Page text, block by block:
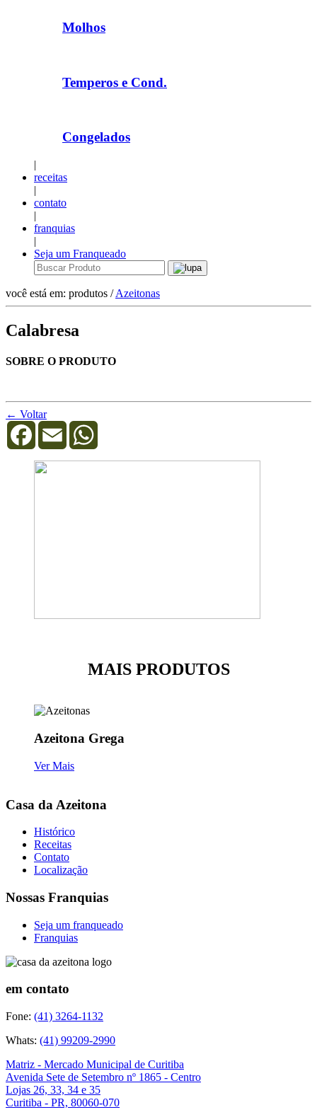
Molhos
Temperos e Cond.
Congelados
|
receitas
|
contato
|
franquias
|
Seja um Franqueado
você está em: produtos /Azeitonas
Calabresa
SOBRE O PRODUTO
← Voltar
FacebookEmail
MAIS PRODUTOS
Azeitona Grega
Ver Mais
Casa da Azeitona
Histórico
Receitas
Contato
Localização
Nossas Franquias
Seja um franqueado
Franquias
em contato
Fone: (41) 3264-1132
Whats: (41) 99209-2990
Matriz - Mercado Municipal de Curitiba
Avenida Sete de Setembro nº 1865 - Centro
Lojas 26, 33, 34 e 35
Curitiba - PR, 80060-070